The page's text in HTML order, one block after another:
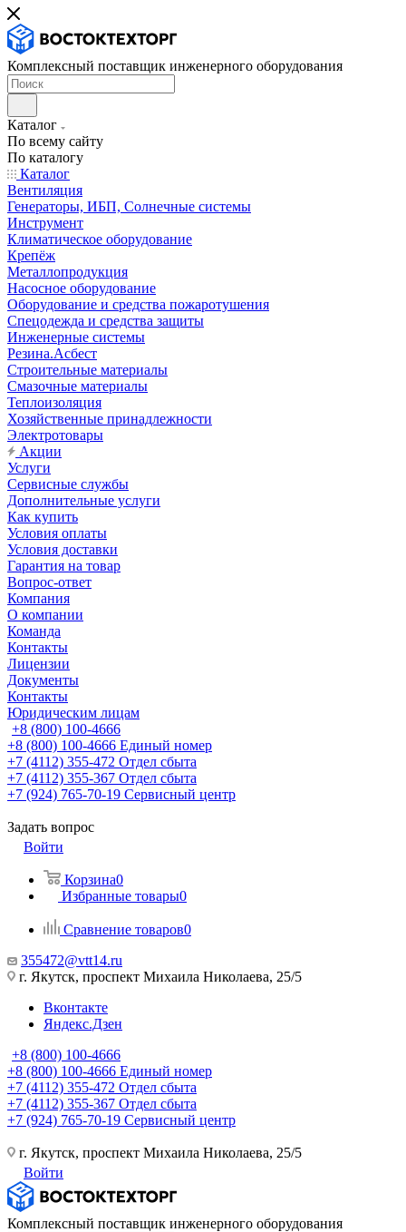
Комплексный поставщик инженерного оборудования
Каталог
По всему сайту
По каталогу
Каталог
Вентиляция
Генераторы, ИБП, Солнечные системы
Инструмент
Климатическое оборудование
Крепёж
Металлопродукция
Насосное оборудование
Оборудование и средства пожаротушения
Спецодежда и средства защиты
Инженерные системы
Резина.Асбест
Строительные материалы
Смазочные материалы
Теплоизоляция
Хозяйственные принадлежности
Электротовары
Акции
Услуги
Сервисные службы
Дополнительные услуги
Как купить
Условия оплаты
Условия доставки
Гарантия на товар
Вопрос-ответ
Компания
О компании
Команда
Контакты
Лицензии
Документы
Контакты
Юридическим лицам
+8 (800) 100-4666
+8 (800) 100-4666 Единый номер
+7 (4112) 355-472 Отдел сбыта
+7 (4112) 355-367 Отдел сбыта
+7 (924) 765-70-19 Сервисный центр
Задать вопрос
Войти
Корзина0
Избранные товары0
Сравнение товаров0
355472@vtt14.ru
г. Якутск, проспект Михаила Николаева, 25/5
Вконтакте
Яндекс.Дзен
+8 (800) 100-4666
+8 (800) 100-4666 Единый номер
+7 (4112) 355-472 Отдел сбыта
+7 (4112) 355-367 Отдел сбыта
+7 (924) 765-70-19 Сервисный центр
г. Якутск, проспект Михаила Николаева, 25/5
Войти
Комплексный поставщик инженерного оборудования